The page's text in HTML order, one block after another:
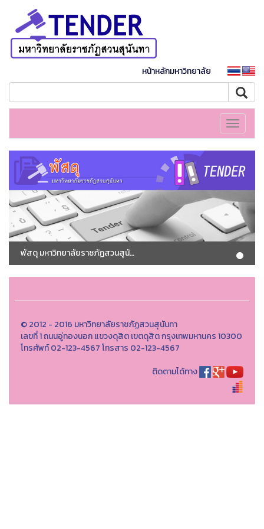
หน้าหลักมหาวิทยาลัย
Toggle
พัสดุ มหาวิทยาลัยราชภัฏสวนสุนันทา
© 2012 - 2016 มหาวิทยาลัยราชภัฏสวนสุนันทา
เลขที่ 1 ถนนอู่ทองนอก แขวงดุสิต เขตดุสิต กรุงเทพมหานคร 10300
โทรศัพท์ 02-123-4567 โทรสาร 02-123-4567
ติดตามได้ทาง